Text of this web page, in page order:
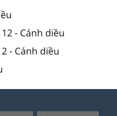
- Cánh diều
- Cánh diều